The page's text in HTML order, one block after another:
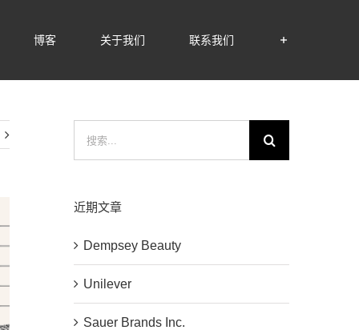
博客 关于我们 联系我们
近期文章
Dempsey Beauty
Unilever
Sauer Brands Inc.